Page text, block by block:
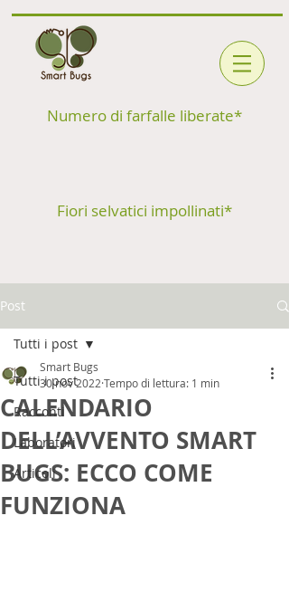
Numero di farfalle liberate*
Fiori selvatici impollinati*
Post
Tutti i post
Racconti
Laboratori
Articoli
Tutti i post
CALENDARIO
DELL’AVVENTO SMART
BUGS: ECCO COME
FUNZIONA
Smart Bugs
30 nov 2022 Tempo di lettura: 1 min